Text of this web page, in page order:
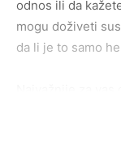
odnos ili da
mogu doživeti
da li je to samo
izjava može
rečenica može